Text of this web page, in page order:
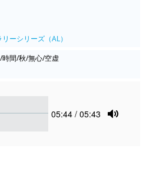
ーシリーズ（AL）
間/秋/無心/空虚
Current
05:44 / 05:43